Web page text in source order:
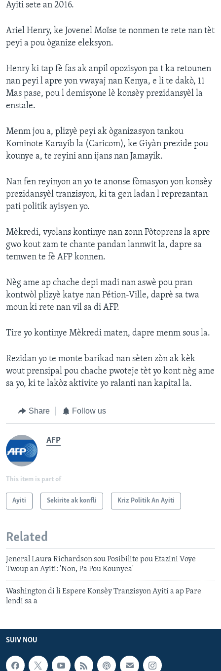
Ayiti sete an 2016.
Ariel Henry, ke Jovenel Moïse te nonmen te rete nan tèt
peyi a pou òganize eleksyon.
Henry ki tap fè fas ak anpil opozisyon pa t ka retounen
nan peyi l apre yon vwayaj nan Kenya, e li te dakò, 11
Mas pase, pou l demisyone lè konsèy prezidansyèl la
enstale.
Menm jou a, plizyè peyi ak òganizasyon tankou
Kominote Karayib la (Caricom), ke Giyàn prezide pou
kounye a, te reyini ann ijans nan Jamayik.
Nan fen reyinyon an yo te anonse fòmasyon yon konsèy
prezidansyèl tranzisyon, ki ta gen ladan l reprezantan
pati politik ayisyen yo.
Mèkredi, vyolans kontinye nan zonn Pòtoprens la apre
gwo kout zam te chante pandan lannwit la, dapre sa
temwen te fè AFP konnen.
Nèg ame ap chache depi madi nan aswè pou pran
kontwòl plizyè katye nan Pétion-Ville, daprè sa twa
moun ki rete nan vil sa di AFP.
Tire yo kontinye Mèkredi maten, dapre menm sous la.
Rezidan yo te monte barikad nan sèten zòn ak kèk
wout prensipal pou chache pwoteje tèt yo kont nèg ame
sa yo, ki te lakòz aktivite yo ralanti nan kapital la.
Share Follow us
AFP
This item is part of
Ayiti Sekirite ak konfli Kriz Politik An Ayiti
Related
Jeneral Laura Richardson sou Posibilite pou Etazini Voye
Twoup an Ayiti: 'Non, Pa Pou Kounyea'
Washington di li Espere Konsèy Tranzisyon Ayiti a ap Pare
lendi sa a
SUIV NOU